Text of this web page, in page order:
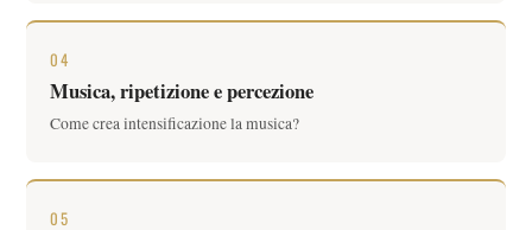
04
Musica, ripetizione e percezione
Come crea intensificazione la musica?
05